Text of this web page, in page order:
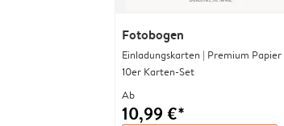
Fotobogen
Einladungskarten | Premium Papier
10er Karten-Set
Ab
10,99 €*